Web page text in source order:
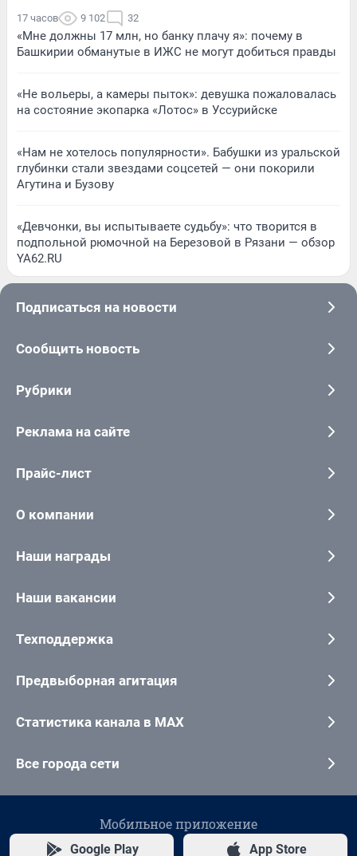
17 часов 9 102 32
«Мне должны 17 млн, но банку плачу я»: почему в
Башкирии обманутые в ИЖС не могут добиться правды
«Не вольеры, а камеры пыток»: девушка пожаловалась
на состояние экопарка «Лотос» в Уссурийске
«Нам не хотелось популярности». Бабушки из уральской
глубинки стали звездами соцсетей — они покорили
Агутина и Бузову
«Девчонки, вы испытываете судьбу»: что творится в
подпольной рюмочной на Березовой в Рязани — обзор
YA62.RU
Подписаться на новости
Сообщить новость
Рубрики
Реклама на сайте
Прайс-лист
О компании
Наши награды
Наши вакансии
Техподдержка
Предвыборная агитация
Статистика канала в MAX
Все города сети
Мобильное приложение
Google Play App Store